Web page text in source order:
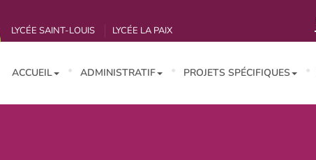
LYCÉE SAINT-LOUIS LYCÉE LA PAIX
ACCUEIL ADMINISTRATIF PROJETS SPÉCIFIQUES